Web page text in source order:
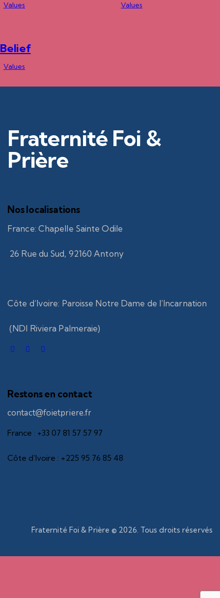
Values Values
Belief
Values
Fraternité Foi &
Prière
Nos localisations
France: Chapelle Sainte Odile
26 Rue du Sud, 92160 Antony
Côte d’Ivoire: Paroisse Notre Dame de l’Incarnation
(NDI Riviera Palmeraie)
Restons en contact
contact@foietpriere.fr
France : +33 07 81 57 57 97
Côte d’Ivoire : +225 95 76 85 48
Fraternité Foi & Prière © 2026. Tous droits réservés